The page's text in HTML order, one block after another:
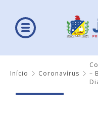
Início Coronavírus
–